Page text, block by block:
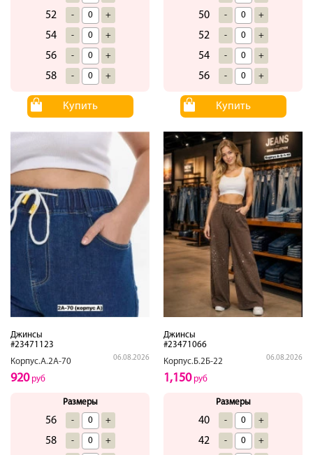
52 - +
54 - +
56 - +
58 - +
Купить
50 - +
52 - +
54 - +
56 - +
Купить
Джинсы
#23471123
Корпус.А.2А-70
06.08.2026
920руб
Размеры
56 - +
58 - +
Джинсы
#23471066
Корпус.Б.2Б-22
06.08.2026
1,150руб
Размеры
40 - +
42 - +